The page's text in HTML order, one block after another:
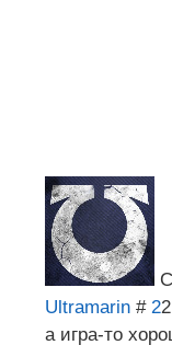
Ultramarin # 2
а игра-то